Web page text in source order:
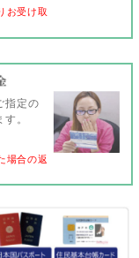
お受け取
指定の
。
場合の返